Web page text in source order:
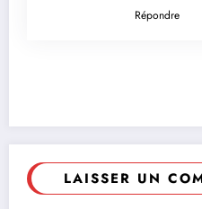
Répondre
LAISSER UN